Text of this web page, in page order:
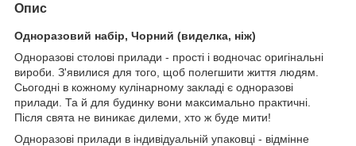
Опис
Одноразовий набір, Чорний (виделка, ніж)
Одноразові столові прилади - прості і водночас оригінальні
вироби. З'явилися для того, щоб полегшити життя людям.
Сьогодні в кожному кулінарному закладі є одноразові
прилади. Та й для будинку вони максимально практичні.
Після свята не виникає дилеми, хто ж буде мити!
Одноразові прилади в індивідуальній упаковці - відмінне